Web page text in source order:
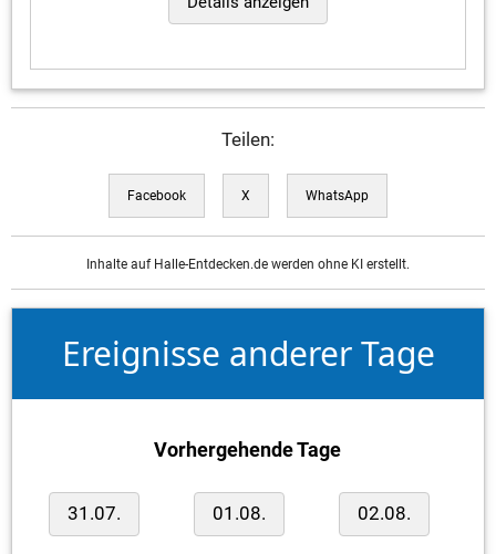
Teilen:
Facebook X WhatsApp
Inhalte auf Halle-Entdecken.de werden ohne KI erstellt.
Ereignisse anderer Tage
Vorhergehende Tage
31.07. 01.08. 02.08.